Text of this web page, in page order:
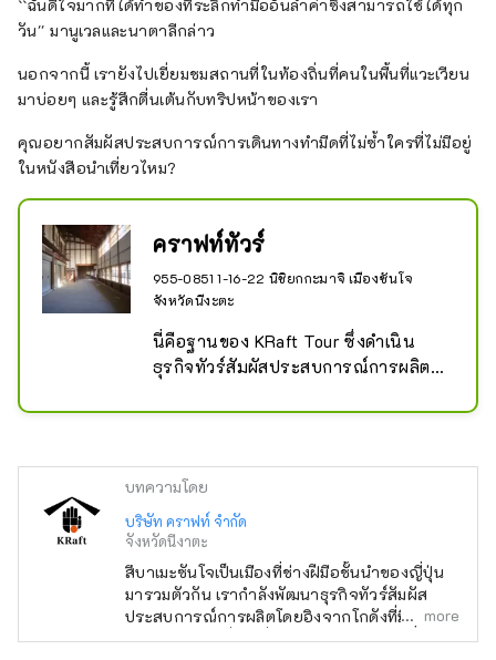
``ฉันดีใจมากที่ได้ทำของที่ระลึกทำมืออันล้ำค่าซึ่งสามารถใช้ได้ทุก
วัน'' มานูเวลและนาตาลีกล่าว
นอกจากนี้ เรายังไปเยี่ยมชมสถานที่ในท้องถิ่นที่คนในพื้นที่แวะเวียน
มาบ่อยๆ และรู้สึกตื่นเต้นกับทริปหน้าของเรา
คุณอยากสัมผัสประสบการณ์การเดินทางทำมีดที่ไม่ซ้ำใครที่ไม่มีอยู่
ในหนังสือนำเที่ยวไหม?
คราฟท์ทัวร์
955-0851 1-16-22 นิชิยกกะมาจิ เมืองซันโจ
จังหวัดนีงะตะ
นี่คือฐานของ KRaft Tour ซึ่งดำเนิน
ธุรกิจทัวร์สัมผัสประสบการณ์การผลิต
นี้สร้างขึ้นเมื่อ 85 ปีที่แล้ว โดยมีพื้นที่
คุณค่าทางวัฒนธรรมมากที่สุดแห่งหนึ่งที่
ยังคงหลงเหลืออยู่ในพื้นที่นี้
ใช้โกดังว่างเปล่าขนาดใหญ่ที่ครั้งหนึ่ง
เคยเป็นโกดังสำหรับทาบิซึ่งเป็นของขึ้น
ชื่อของซันโจ มีแกลเลอรีโกดังที่จัดแสดง
ประวัติความเป็นมาของอุตสาหกรรม
การผลิตในพื้นที่สึบาเมะ-ซันโจ รวมถึง
สถานที่ที่แขกมาเยี่ยมเยียนเป็นจุดเริ่ม
บทความโดย
บริษัท คราฟท์ จำกัด
จังหวัดนีงาตะ
สึบาเมะซันโจเป็นเมืองที่ช่างฝีมือชั้นนำของญี่ปุ่น
มารวมตัวกัน เรากำลังพัฒนาธุรกิจทัวร์สัมผัส
ประสบการณ์การผลิตโดยอิงจากโกดังที่มีคุณค่า
ทางวัฒนธรรมซึ่งได้ปั่นประวัติศาสตร์การผลิต
more